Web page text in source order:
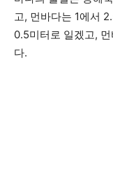
고, 먼바다는 1에서
0.5미터로 일겠고,
다.